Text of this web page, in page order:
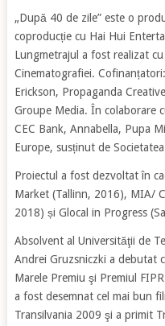
„După 40 de zile” este o
coproducție cu Hai Hui
Lungmetrajul a fost realizat
Cinematografiei.
Erickson, Propaganda
Groupe Media. În colaborare
CEC Bank, Annabella, Pupa
Europe, susținut de
Proiectul a fost dezvoltat în
Market (Tallinn, 2016), MIA/
2018) și Glocal in Progress
Absolvent al Universităţii de
Andrei Gruzsniczki a debutat
Marele Premiu şi Premiul
a fost desemnat cel mai bun
Transilvania 2009 şi a primit